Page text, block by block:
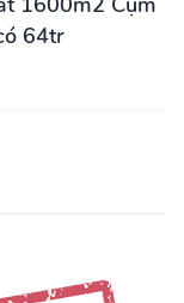
64tr